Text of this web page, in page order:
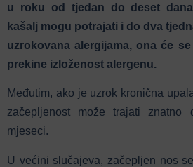
u roku od tjedan do deset
kašalj mogu potrajati i do dva
uzrokovana alergijama, ona će
prekine izloženost alergenu.
Međutim, ako je uzrok kronična
začepljenost može trajati
mjeseci.
U većini slučajeva, začepljen nos